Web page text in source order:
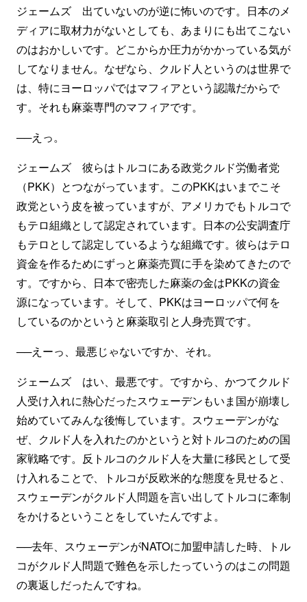
ジェームズ 出ていないのが逆に怖いのです。日本のメ
ディアに取材力がないとしても、あまりにも出てこない
のはおかしいです。どこからか圧力がかかっている気が
してなりません。なぜなら、クルド人というのは世界で
は、特にヨーロッパではマフィアという認識だからで
す。それも麻薬専門のマフィアです。
──えっ。
ジェームズ 彼らはトルコにある政党クルド労働者党
（PKK）とつながっています。このPKKはいまでこそ
政党という皮を被っていますが、アメリカでもトルコで
もテロ組織として認定されています。日本の公安調査庁
もテロとして認定しているような組織です。彼らはテロ
資金を作るためにずっと麻薬売買に手を染めてきたので
す。ですから、日本で密売した麻薬の金はPKKの資金
源になっています。そして、PKKはヨーロッパで何を
しているのかというと麻薬取引と人身売買です。
──えーっ、最悪じゃないですか、それ。
ジェームズ はい、最悪です。ですから、かつてクルド
人受け入れに熱心だったスウェーデンもいま国が崩壊し
始めていてみんな後悔しています。スウェーデンがな
ぜ、クルド人を入れたのかというと対トルコのための国
家戦略です。反トルコのクルド人を大量に移民として受
け入れることで、トルコが反欧米的な態度を見せると、
スウェーデンがクルド人問題を言い出してトルコに牽制
をかけるということをしていたんですよ。
──去年、スウェーデンがNATOに加盟申請した時、トル
コがクルド人問題で難色を示したっていうのはこの問題
の裏返しだったんですね。